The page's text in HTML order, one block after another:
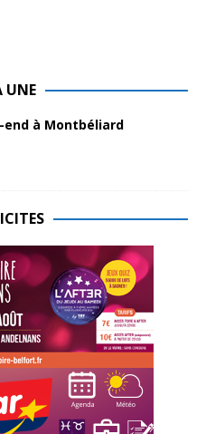
UNE
à Montbéliard